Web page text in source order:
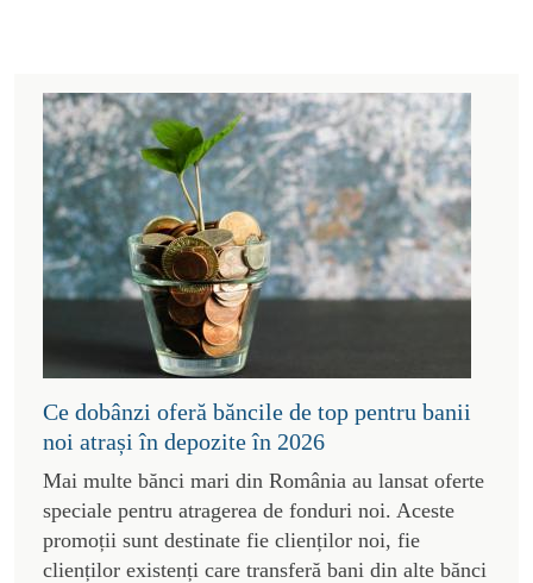
Ce dobânzi oferă băncile de top pentru banii
noi atrași în depozite în 2026
Mai multe bănci mari din România au lansat oferte
speciale pentru atragerea de fonduri noi. Aceste
promoții sunt destinate fie clienților noi, fie
clienților existenți care transferă bani din alte bănci